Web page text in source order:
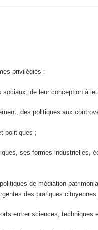
privilégiés :
de leur conception à
des politiques aux
politiques ;
ses formes industrielles,
de médiation
des pratiques citoyennes
entrer sciences, techniques